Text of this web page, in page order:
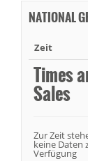
NATIONAL
Zeit
Times
Sales
Zur Zeit
keine Daten
Verfügung